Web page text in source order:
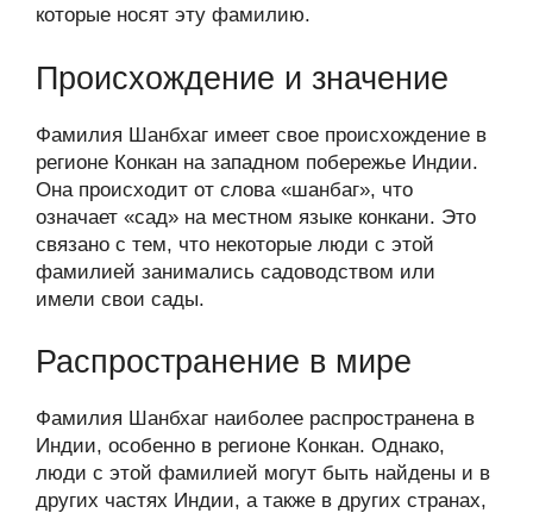
которые носят эту фамилию.
Происхождение и значение
Фамилия Шанбхаг имеет свое происхождение в
регионе Конкан на западном побережье Индии.
Она происходит от слова «шанбаг», что
означает «сад» на местном языке конкани. Это
связано с тем, что некоторые люди с этой
фамилией занимались садоводством или
имели свои сады.
Распространение в мире
Фамилия Шанбхаг наиболее распространена в
Индии, особенно в регионе Конкан. Однако,
люди с этой фамилией могут быть найдены и в
других частях Индии, а также в других странах,